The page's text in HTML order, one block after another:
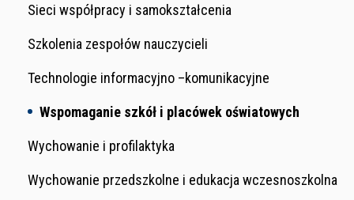
Sieci współpracy i samokształcenia
Szkolenia zespołów nauczycieli
Technologie informacyjno –komunikacyjne
Wspomaganie szkół i placówek oświatowych
Wychowanie i profilaktyka
Wychowanie przedszkolne i edukacja wczesnoszkolna